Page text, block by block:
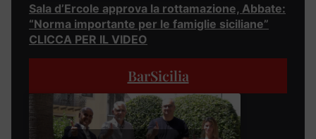
Sala d’Ercole approva la rottamazione, Abbate:
“Norma importante per le famiglie siciliane”
CLICCA PER IL VIDEO
BarSicilia